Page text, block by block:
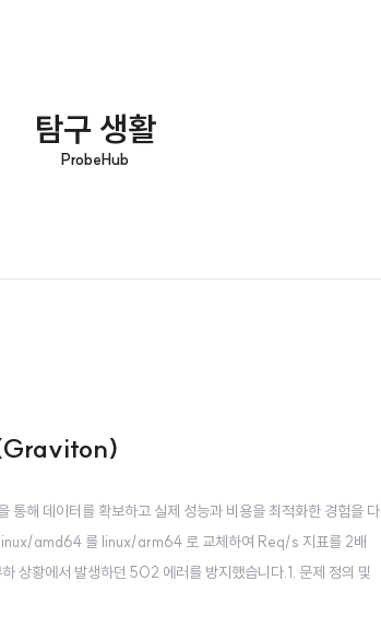
탐구 생활
ProbeHub
해 데이터를 확보하고 실제 성능과 비용을 최적화한 경험을 다
linux/amd64 를 linux/arm64 로 교체하여 Req/s 지표를 2배
황에서 발생하던 502 에러를 방지했습니다.1. 문제 정의 및